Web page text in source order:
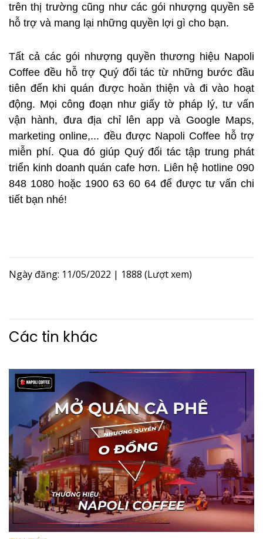
trên thị trường cũng như các gói nhượng quyền sẽ
hỗ trợ và mang lại những quyền lợi gì cho bạn.
Tất cả các gói nhượng quyền thương hiệu Napoli
Coffee đều hỗ trợ Quý đối tác từ những bước đầu
tiên đến khi quán được hoàn thiện và đi vào hoạt
động. Mọi công đoạn như giấy tờ pháp lý, tư vấn
vận hành, đưa địa chỉ lên app và Google Maps,
marketing online,... đều được Napoli Coffee hỗ trợ
miễn phí. Qua đó giúp Quý đối tác tập trung phát
triển kinh doanh quán cafe hơn. Liên hệ hotline 090
848 1080 hoặc 1900 63 60 64 để được tư vấn chi
tiết bạn nhé!
Ngày đăng: 11/05/2022 | 1888 (Lượt xem)
Các tin khác